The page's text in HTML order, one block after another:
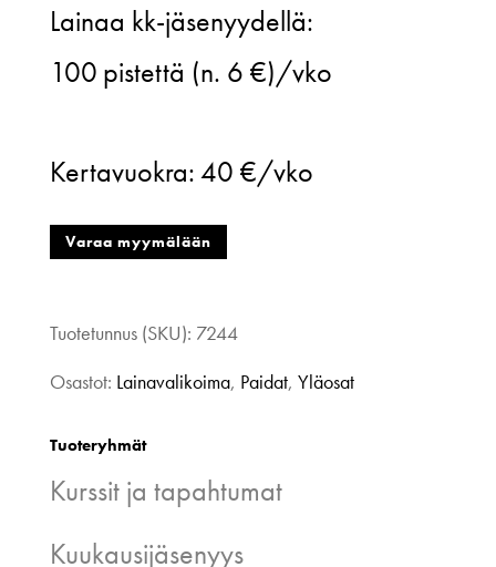
Puff
sleeve
valkoinen,
xl
Lainaa kk-jäsenyydellä:
100 pistettä (n. 6 €)/vko
Kertavuokra:40 €/vko
Varaa myymälään
Tuotetunnus (SKU): 7244
Osastot: Lainavalikoima, Paidat, Yläosat
Tuoteryhmät
Kurssit ja tapahtumat
Kuukausijäsenyys